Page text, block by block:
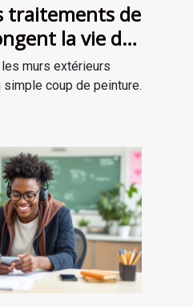
traitements de
la vie de
?
murs extérieurs
simple coup de peinture.